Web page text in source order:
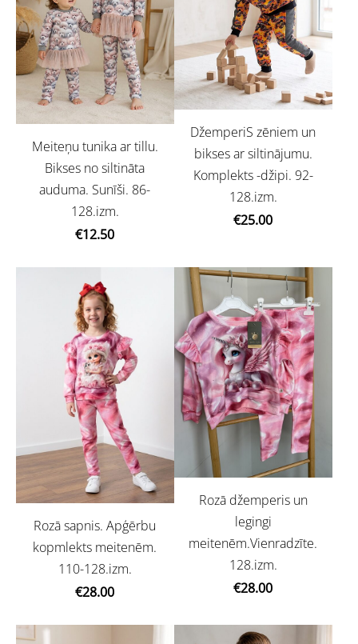
Meiteņu tunika ar tillu.
Bikses no siltināta
auduma. Sunīši. 86-
128.izm.
€12.50
DžemperiS zēniem un
bikses ar siltinājumu.
Komplekts -džipi. 92-
128.izm.
€25.00
Rozā sapnis. Apģērbu
kopmlekts meitenēm.
110-128.izm.
€28.00
Rozā džemperis un
legingi
meitenēm.Vienradzīte.
128.izm.
€28.00